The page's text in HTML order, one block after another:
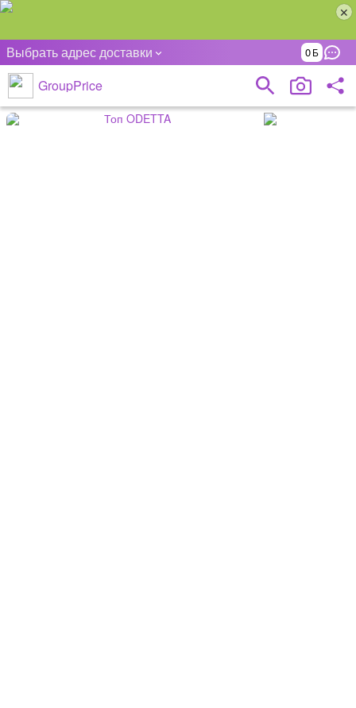
Выбрать адрес доставки 0
GroupPrice